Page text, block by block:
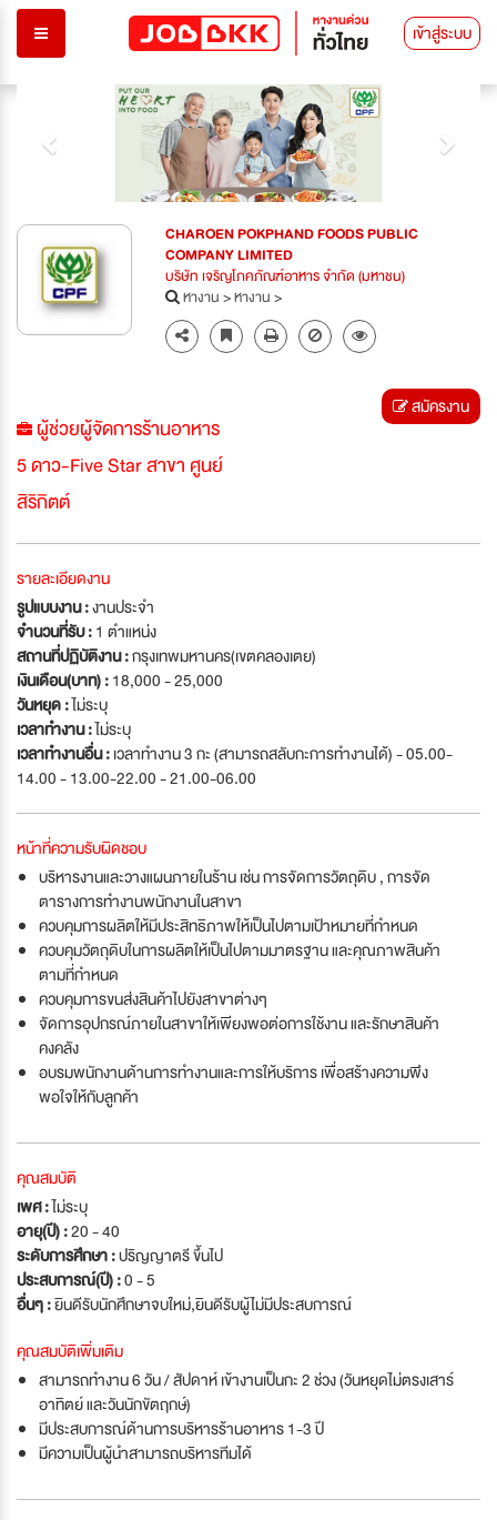
เข้าสู่ระบบ
CHAROEN POKPHAND FOODS PUBLIC
COMPANY LIMITED
บริษัท เจริญโภคภัณฑ์อาหาร จำกัด (มหาชน)
หางาน>หางาน>
ผู้ช่วยผู้จัดการร้านอาหาร
5 ดาว-Five Star สาขา ศูนย์
สิริกิตต์
สมัครงาน
รายละเอียดงาน
รูปแบบงาน :งานประจำ
จำนวนที่รับ :1 ตำแหน่ง
สถานที่ปฏิบัติงาน :กรุงเทพมหานคร(เขตคลองเตย)
เงินเดือน(บาท) :18,000 - 25,000
วันหยุด :ไม่ระบุ
เวลาทำงาน :ไม่ระบุ
เวลาทำงานอื่น :เวลาทำงาน 3 กะ (สามารถสลับกะการทำงานได้) - 05.00-
14.00 - 13.00-22.00 - 21.00-06.00
หน้าที่ความรับผิดชอบ
บริหารงานและวางแผนภายในร้าน เช่น การจัดการวัตถุดิบ , การจัด
ตารางการทำงานพนักงานในสาขา
ควบคุมการผลิตให้มีประสิทธิภาพให้เป็นไปตามเป้าหมายที่กำหนด
ควบคุมวัตถุดิบในการผลิตให้เป็นไปตามมาตรฐาน และคุณภาพสินค้า
ตามที่กำหนด
ควบคุมการขนส่งสินค้าไปยังสาขาต่างๆ
จัดการอุปกรณ์ภายในสาขาให้เพียงพอต่อการใช้งาน และรักษาสินค้า
คงคลัง
อบรมพนักงานด้านการทำงานและการให้บริการ เพื่อสร้างความพึง
พอใจให้กับลูกค้า
คุณสมบัติ
เพศ :ไม่ระบุ
อายุ(ปี) :20 - 40
ระดับการศึกษา :ปริญญาตรี ขึ้นไป
ประสบการณ์(ปี) :0 - 5
อื่นๆ :ยินดีรับนักศึกษาจบใหม่,ยินดีรับผู้ไม่มีประสบการณ์
คุณสมบัติเพิ่มเติม
สามารถทำงาน 6 วัน / สัปดาห์ เข้างานเป็นกะ 2 ช่วง (วันหยุดไม่ตรงเสาร์
อาทิตย์ และวันนักขัตฤกษ์)
มีประสบการณ์ด้านการบริหารร้านอาหาร 1-3 ปี
มีความเป็นผู้นำสามารถบริหารทีมได้